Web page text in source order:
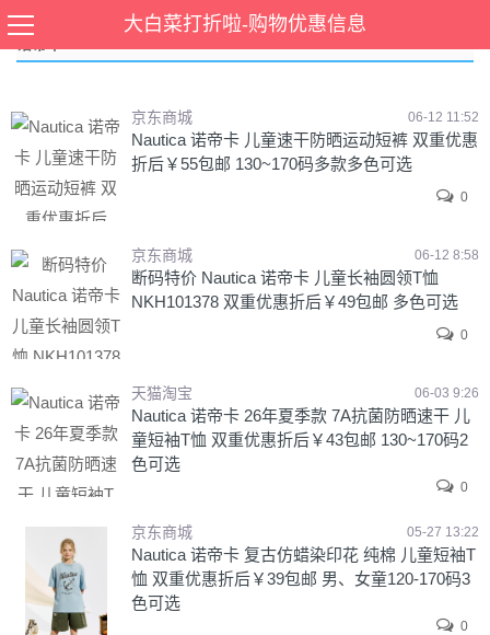
大白菜打折啦-购物优惠信息
京东商城 06-12 11:52
Nautica 诺帝卡 儿童速干防晒运动短裤 双重优惠
折后￥55包邮 130~170码多款多色可选
0
京东商城 06-12 8:58
断码特价 Nautica 诺帝卡 儿童长袖圆领T恤
NKH101378 双重优惠折后￥49包邮 多色可选
0
天猫淘宝 06-03 9:26
Nautica 诺帝卡 26年夏季款 7A抗菌防晒速干 儿
童短袖T恤 双重优惠折后￥43包邮 130~170码2
色可选
0
京东商城 05-27 13:22
Nautica 诺帝卡 复古仿蜡染印花 纯棉 儿童短袖T
恤 双重优惠折后￥39包邮 男、女童120-170码3
色可选
0